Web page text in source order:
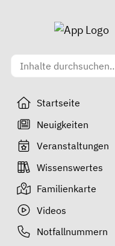
Startseite
Neuigkeiten
Veranstaltungen
Wissenswertes
Familienkarte
Videos
Notfallnummern